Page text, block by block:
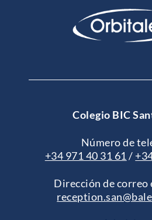
Colegio BIC
Número de
+34 971 40 31 61 /
Dirección de